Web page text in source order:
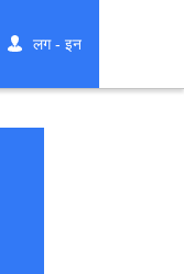
लग - इन